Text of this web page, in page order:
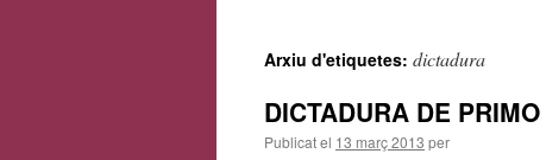
contingut
Arxiu d'etiquetes: dictadura
DICTADURA DE
Publicat el 13 març 2013 per